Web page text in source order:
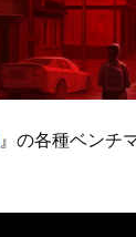
』の各種ベンチ